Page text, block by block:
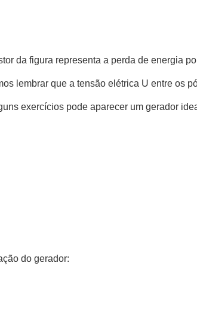
da figura representa a perda de energia
lembrar que a tensão elétrica U entre os
exercícios pode aparecer um gerador
do gerador: